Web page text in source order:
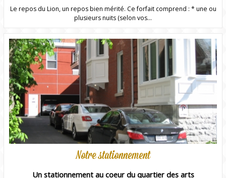
Le repos du Lion, un repos bien mérité. Ce forfait comprend : * une ou
plusieurs nuits (selon vos...
Notre stationnement
Un stationnement au coeur du quartier des arts